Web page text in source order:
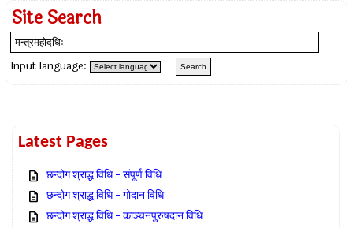
Site Search
Input language:
Latest Pages
छन्दोग श्राद्ध विधि – संपूर्ण विधि
छन्दोग श्राद्ध विधि – गोदान विधि
छन्दोग श्राद्ध विधि – काञ्चनपुरुषदान विधि